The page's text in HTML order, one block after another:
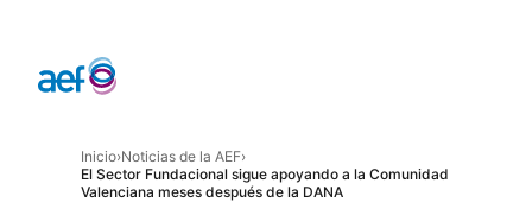
Inicio›Noticias de la AEF›
El Sector Fundacional sigue apoyando a la Comunidad
Valenciana meses después de la DANA